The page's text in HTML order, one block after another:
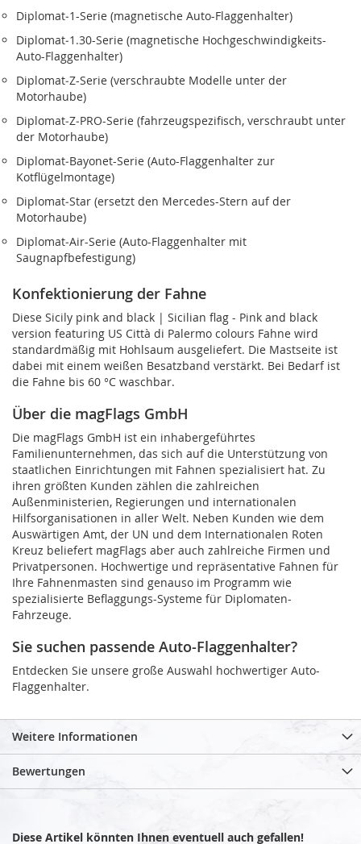
Diplomat‑1-Serie (magnetische Auto-Flaggenhalter)
Diplomat‑1.30-Serie (magnetische Hochgeschwindigkeits-
Auto-Flaggenhalter)
Diplomat‑Z-Serie (verschraubte Modelle unter der
Motorhaube)
Diplomat‑Z‑PRO-Serie (fahrzeugspezifisch, verschraubt unter
der Motorhaube)
Diplomat‑Bayonet-Serie (Auto-Flaggenhalter zur
Kotflügelmontage)
Diplomat‑Star (ersetzt den Mercedes-Stern auf der
Motorhaube)
Diplomat‑Air-Serie (Auto-Flaggenhalter mit
Saugnapfbefestigung)
Konfektionierung der Fahne
Diese Sicily pink and black | Sicilian flag - Pink and black
version featuring US Città di Palermo colours Fahne wird
standardmäßig mit Hohlsaum ausgeliefert. Die Mastseite ist
dabei mit einem weißen Besatzband verstärkt. Bei Bedarf ist
die Fahne bis 60 °C waschbar.
Über die magFlags GmbH
Die magFlags GmbH ist ein inhabergeführtes
Familienunternehmen, das sich auf die Unterstützung von
staatlichen Einrichtungen mit Fahnen spezialisiert hat. Zu
ihren größten Kunden zählen die zahlreichen
Außenministerien, Regierungen und internationalen
Hilfsorganisationen in aller Welt. Neben Kunden wie dem
Auswärtigen Amt, der UN und dem Internationalen Roten
Kreuz beliefert magFlags aber auch zahlreiche Firmen und
Privatpersonen. Hochwertige und repräsentative Fahnen für
Ihre Fahnenmasten sind genauso im Programm wie
spezialisierte Beflaggungs-Systeme für Diplomaten-
Fahrzeuge.
Sie suchen passende Auto-Flaggenhalter?
Entdecken Sie unsere große Auswahl hochwertiger Auto-
Flaggenhalter.
Weitere Informationen
Bewertungen
Diese Artikel könnten Ihnen eventuell auch gefallen!